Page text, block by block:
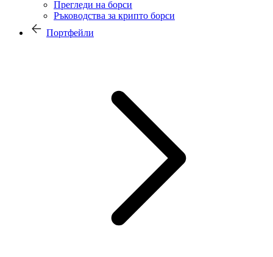
Прегледи на борси
Ръководства за крипто борси
Портфейли